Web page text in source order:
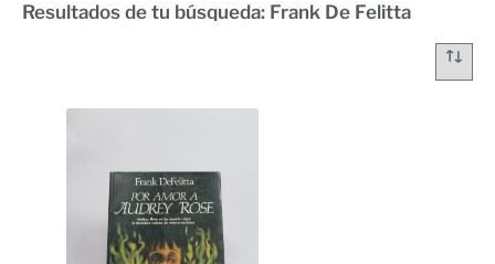
Resultados de tu búsqueda: Frank De Felitta